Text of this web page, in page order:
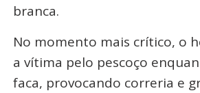
branca.
No momento mais crítico, o
a vítima pelo pescoço
faca, provocando correria e